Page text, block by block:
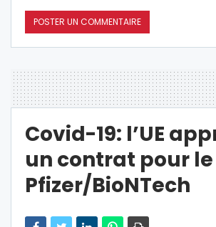
Covid-19: l’UE
un contrat pour
Pfizer/BioNTech